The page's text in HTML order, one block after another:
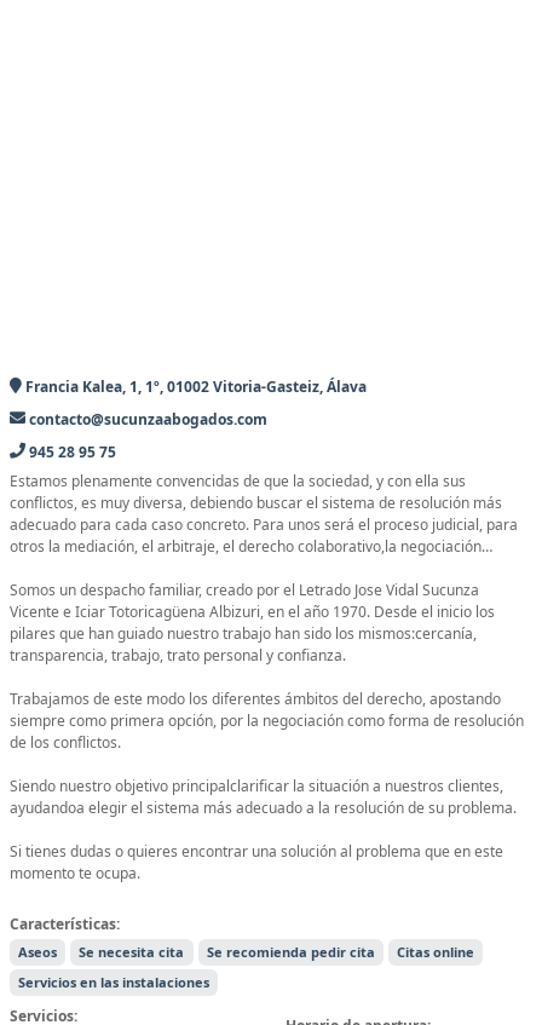
Francia Kalea, 1, 1º, 01002 Vitoria-Gasteiz, Álava
contacto@sucunzaabogados.com
945 28 95 75
Estamos plenamente convencidas de que la sociedad, y con ella sus
conflictos, es muy diversa, debiendo buscar el sistema de resolución más
adecuado para cada caso concreto. Para unos será el proceso judicial, para
otros la mediación, el arbitraje, el derecho colaborativo,la negociación…
Somos un despacho familiar, creado por el Letrado Jose Vidal Sucunza
Vicente e Iciar Totoricagüena Albizuri, en el año 1970. Desde el inicio los
pilares que han guiado nuestro trabajo han sido los mismos:cercanía,
transparencia, trabajo, trato personal y confianza.
Trabajamos de este modo los diferentes ámbitos del derecho, apostando
siempre como primera opción, por la negociación como forma de resolución
de los conflictos.
Siendo nuestro objetivo principalclarificar la situación a nuestros clientes,
ayudandoa elegir el sistema más adecuado a la resolución de su problema.
Si tienes dudas o quieres encontrar una solución al problema que en este
momento te ocupa.
Características:
Aseos Se necesita cita Se recomienda pedir cita
Citas online
Servicios en las instalaciones
Servicios: